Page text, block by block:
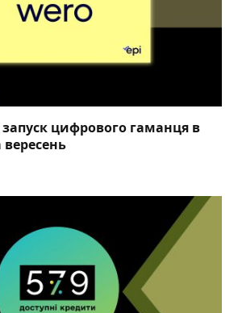
запуск цифрового гаманця в